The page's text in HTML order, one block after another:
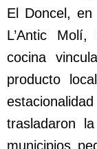
El Doncel,
L’Antic
cocina
producto
trasladaron
municipios